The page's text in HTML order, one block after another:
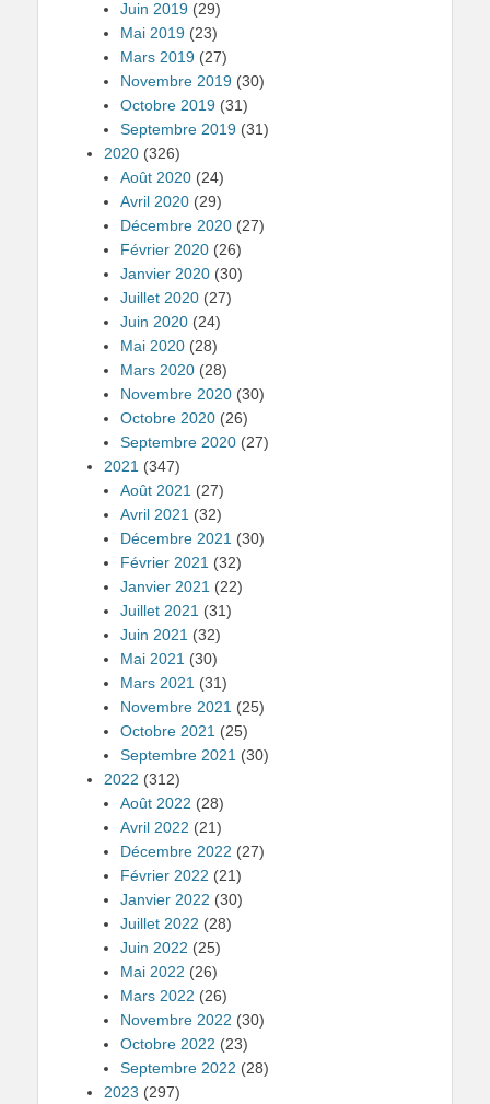
Juin 2019 (29)
Mai 2019 (23)
Mars 2019 (27)
Novembre 2019 (30)
Octobre 2019 (31)
Septembre 2019 (31)
2020 (326)
Août 2020 (24)
Avril 2020 (29)
Décembre 2020 (27)
Février 2020 (26)
Janvier 2020 (30)
Juillet 2020 (27)
Juin 2020 (24)
Mai 2020 (28)
Mars 2020 (28)
Novembre 2020 (30)
Octobre 2020 (26)
Septembre 2020 (27)
2021 (347)
Août 2021 (27)
Avril 2021 (32)
Décembre 2021 (30)
Février 2021 (32)
Janvier 2021 (22)
Juillet 2021 (31)
Juin 2021 (32)
Mai 2021 (30)
Mars 2021 (31)
Novembre 2021 (25)
Octobre 2021 (25)
Septembre 2021 (30)
2022 (312)
Août 2022 (28)
Avril 2022 (21)
Décembre 2022 (27)
Février 2022 (21)
Janvier 2022 (30)
Juillet 2022 (28)
Juin 2022 (25)
Mai 2022 (26)
Mars 2022 (26)
Novembre 2022 (30)
Octobre 2022 (23)
Septembre 2022 (28)
2023 (297)